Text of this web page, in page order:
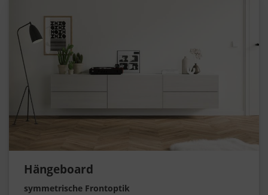
Hängeboard
symmetrische Frontoptik